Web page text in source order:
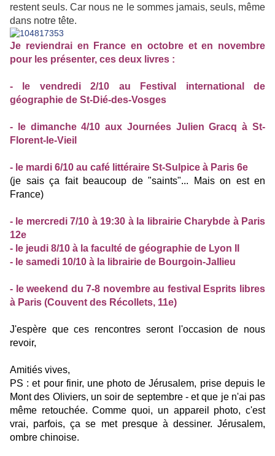
restent seuls. Car nous ne le sommes jamais, seuls, même
dans notre tête.
Je reviendrai en France en octobre et en novembre
pour les présenter, ces deux livres :
- le vendredi 2/10 au Festival international de
géographie de St-Dié-des-Vosges
- le dimanche 4/10 aux Journées Julien Gracq à St-
Florent-le-Vieil
- le mardi 6/10 au café littéraire St-Sulpice à Paris 6e
(je sais ça fait beaucoup de "saints"... Mais on est en
France)
- le mercredi 7/10 à 19:30 à la librairie Charybde à Paris
12e
- le jeudi 8/10 à la faculté de géographie de Lyon II
- le samedi 10/10 à la librairie de Bourgoin-Jallieu
- le weekend du 7-8 novembre au festival Esprits libres
à Paris (Couvent des Récollets, 11e)
J'espère que ces rencontres seront l'occasion de nous
revoir,
Amitiés vives,
PS : et pour finir, une photo de Jérusalem, prise depuis le
Mont des Oliviers, un soir de septembre - et que je n'ai pas
même retouchée. Comme quoi, un appareil photo, c'est
vrai, parfois, ça se met presque à dessiner. Jérusalem,
ombre chinoise.